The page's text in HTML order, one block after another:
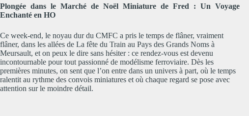
Plongée dans le Marché de Noël Miniature de Fred : Un Voyage
Enchanté en HO
Ce week-end, le noyau dur du CMFC a pris le temps de flâner, vraiment
flâner, dans les allées de La fête du Train au Pays des Grands Noms à
Meursault, et on peux le dire sans hésiter : ce rendez-vous est devenu
incontournable pour tout passionné de modélisme ferroviaire. Dès les
premières minutes, on sent que l’on entre dans un univers à part, où le temps
ralentit au rythme des convois miniatures et où chaque regard se pose avec
attention sur le moindre détail.